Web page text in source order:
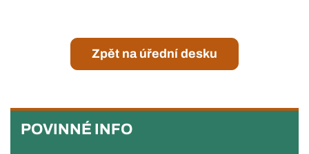
POVINNÉ
INFO
POVINNÉ INFO
Zpět na úřední desku